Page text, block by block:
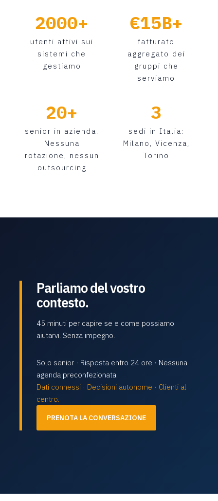
2000+
utenti attivi sui
sistemi che
gestiamo
€15B+
fatturato
aggregato dei
gruppi che
serviamo
20+
senior in azienda.
Nessuna
rotazione, nessun
outsourcing
3
sedi in Italia:
Milano, Vicenza,
Torino
Parliamo del vostro
contesto.
45 minuti per capire se e come possiamo
aiutarvi. Senza impegno.
Solo senior · Risposta entro 24 ore · Nessuna
agenda preconfezionata.
Dati connessi · Decisioni autonome · Clienti al
centro.
PRENOTA LA CONVERSAZIONE